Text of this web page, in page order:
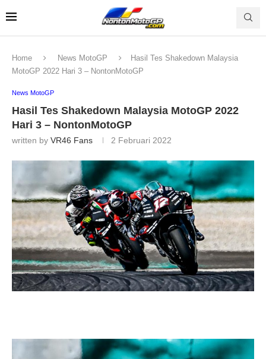
Home News MotoGP
Hasil Tes Shakedown Malaysia
MotoGP 2022 Hari 3 – NontonMotoGP
News MotoGP
Hasil Tes Shakedown Malaysia MotoGP 2022
Hari 3 – NontonMotoGP
written by VR46 Fans 2 Februari 2022